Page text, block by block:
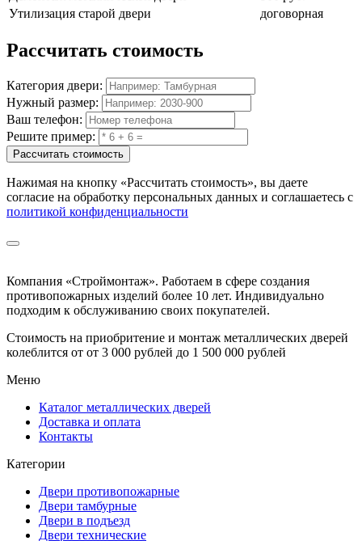
Утилизация старой двери
договорная
Рассчитать стоимость
Категория двери:
Нужный размер:
Ваш телефон:
Решите пример:
Рассчитать стоимость
Нажимая на кнопку «Рассчитать стоимость», вы даете
согласие на обработку персональных данных и соглашаетесь с
политикой конфиденциальности
Компания «Строймонтаж». Работаем в сфере создания
противопожарных изделий более 10 лет. Индивидуально
подходим к обслуживанию своих покупателей.
Стоимость на приобритение и монтаж металлических дверей
колеблится от от 3 000 рублей до 1 500 000 рублей
Меню
Каталог металлических дверей
Доставка и оплата
Контакты
Категории
Двери противопожарные
Двери тамбурные
Двери в подъезд
Двери технические